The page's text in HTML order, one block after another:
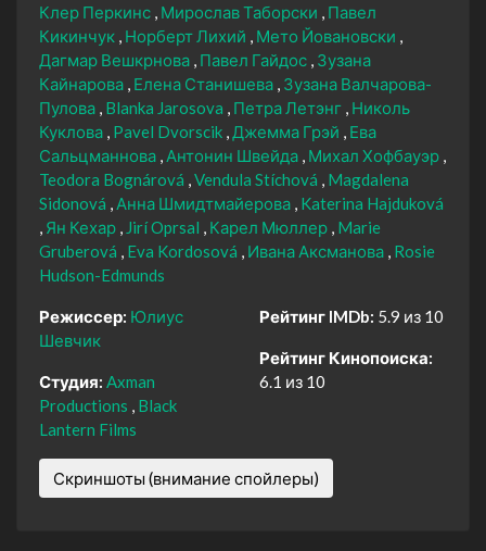
Клер Перкинс Мирослав Таборски
Павел
Кикинчук Норберт Лихий
Мето Йовановски
Дагмар Вешкрнова Павел Гайдос Зузана
Кайнарова Елена Станишева Зузана Валчарова-
Пулова Blanka Jarosova Петра Летэнг Николь
Куклова Pavel Dvorscik Джемма Грэй
Ева
Сальцманнова Антонин Швейда Михал Хофбауэр
Teodora Bognárová Vendula Stíchová
Magdalena
Sidonová
Анна Шмидтмайерова Katerina Hajduková
Ян Кехар
Jirí Oprsal Карел Мюллер Marie
Gruberová
Eva Kordosová Ивана Аксманова Rosie
Hudson-Edmunds
Режиссер: Юлиус
Шевчик
Студия: Axman
Productions
Black
Lantern Films
Рейтинг IMDb: 5.9 из 10
Рейтинг Кинопоиска:
6.1 из 10
Скриншоты (внимание спойлеры)